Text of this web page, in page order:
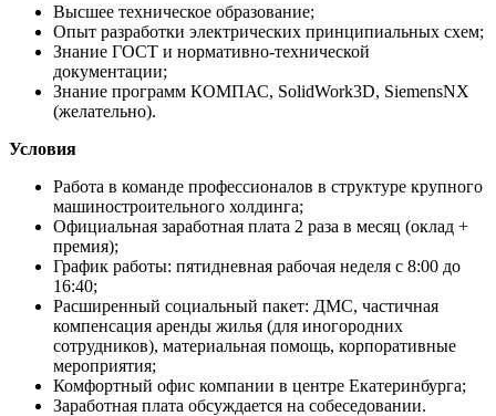
Высшее техническое образование;
Опыт разработки электрических принципиальных схем;
Знание ГОСТ и нормативно-технической
документации;
Знание программ КОМПАС, SolidWork3D, SiemensNX
(желательно).
Условия
Работа в команде профессионалов в структуре крупного
машиностроительного холдинга;
Официальная заработная плата 2 раза в месяц (оклад +
премия);
График работы: пятидневная рабочая неделя с 8:00 до
16:40;
Расширенный социальный пакет: ДМС, частичная
компенсация аренды жилья (для иногородних
сотрудников), материальная помощь, корпоративные
мероприятия;
Комфортный офис компании в центре Екатеринбурга;
Заработная плата обсуждается на собеседовании.